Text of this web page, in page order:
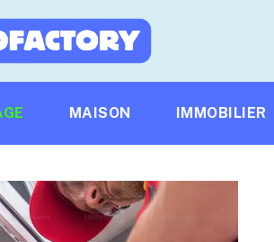
MAISON IMMOBILIER